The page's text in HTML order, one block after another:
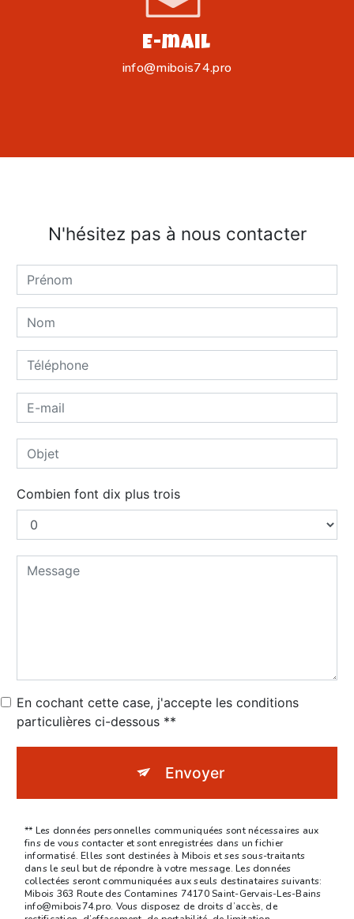
E-mail
info@mibois74.pro
N'hésitez pas à nous contacter
Combien font dix plus trois
En cochant cette case, j'accepte les conditions
particulières ci-dessous **
Envoyer
** Les données personnelles communiquées sont nécessaires aux
fins de vous contacter et sont enregistrées dans un fichier
informatisé. Elles sont destinées à Mibois et ses sous-traitants
dans le seul but de répondre à votre message. Les données
collectées seront communiquées aux seuls destinataires suivants:
Mibois 363 Route des Contamines 74170 Saint-Gervais-Les-Bains
info@mibois74.pro. Vous disposez de droits d’accès, de